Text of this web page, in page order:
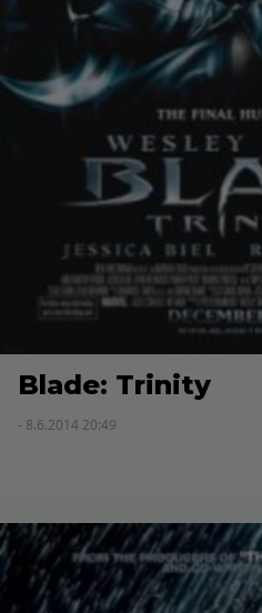
Blade: Trinity
- 8.6.2014 20:49